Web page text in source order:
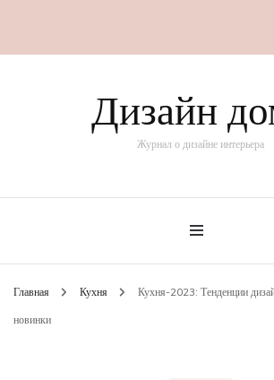
Дизайн
Журнал о дизайне интерьера
Главная Кухня Кухня-2023: Тенденции
новинки